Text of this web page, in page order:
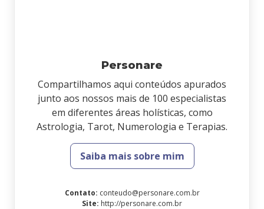
Personare
Compartilhamos aqui conteúdos apurados
junto aos nossos mais de 100 especialistas
em diferentes áreas holísticas, como
Astrologia, Tarot, Numerologia e Terapias.
Saiba mais sobre mim
Contato: conteudo@personare.com.br
Site: http://personare.com.br